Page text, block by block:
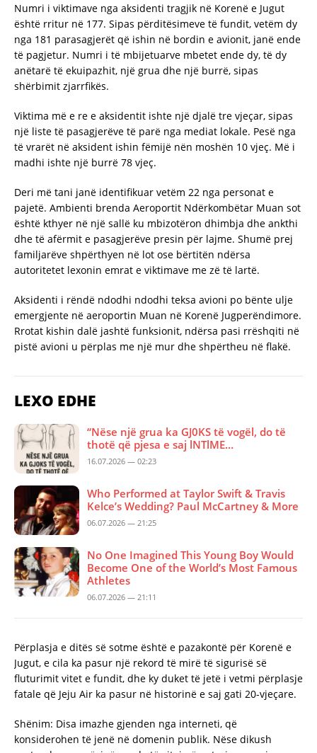
Numri i viktimave nga aksidenti tragjik në Korenë e Jugut
është rritur në 177. Sipas përditësimeve të fundit, vetëm dy
nga 181 parasagjerët që ishin në bordin e avionit, janë ende
të pagjetur. Numri i të mbijetuarve mbetet ende dy, të dy
anëtarë të ekuipazhit, një grua dhe një burrë, sipas
shërbimit zjarrfikës.
Viktima më e re e aksidentit ishte një djalë tre vjeçar, sipas
një liste të pasagjerëve të parë nga mediat lokale. Pesë nga
të vrarët në aksident ishin fëmijë nën moshën 10 vjeç. Më i
madhi ishte një burrë 78 vjeç.
Deri më tani janë identifikuar vetëm 22 nga personat e
pajetë. Ambienti brenda Aeroportit Ndërkombëtar Muan sot
është kthyer në një sallë ku mbizotëron dhimbja dhe ankthi
dhe të afërmit e pasagjerëve presin për lajme. Shumë prej
familjarëve shpërthyen në lot ose bërtitën ndërsa
autoritetet lexonin emrat e viktimave me zë të lartë.
Aksidenti i rëndë ndodhi ndodhi teksa avioni po bënte ulje
emergjente në aeroportin Muan në Korenë Jugperëndimore.
Rrotat kishin dalë jashtë funksionit, ndërsa pasi rrëshqiti në
pistë avioni u përplas me një mur dhe shpërtheu në flakë.
LEXO EDHE
“Nëse një grua ka GJ0KS të vogël, do të
thotë që pjesa e saj lNTlME…
16.07.2026 — 02:23
Who Performed at Taylor Swift & Travis
Kelce’s Wedding? Paul McCartney & More
06.07.2026 — 21:25
No One Imagined This Young Boy Would
Become One of the World’s Most Famous
Athletes
06.07.2026 — 21:11
Përplasja e ditës së sotme është e pazakontë për Korenë e
Jugut, e cila ka pasur një rekord të mirë të sigurisë së
fluturimit vitet e fundit, dhe ky duket të jetë i vetmi përplasje
fatale që Jeju Air ka pasur në historinë e saj gati 20-vjeçare.
Shënim: Disa imazhe gjenden nga interneti, që
konsiderohen të jenë në domenin publik. Nëse dikush